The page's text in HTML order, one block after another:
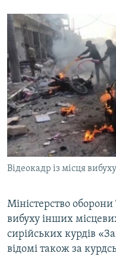
Відеокадр із місця вибуху
Міністерство
вибуху інших
сирійських курдів
відомі також за